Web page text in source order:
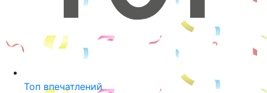
Топ впечатлений